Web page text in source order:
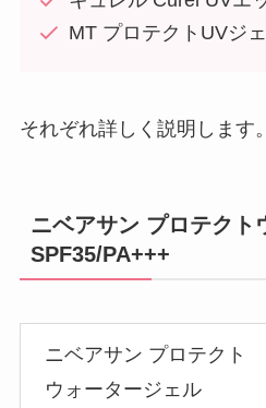
MT プロテクトUVジ
それぞれ詳しく説明します。
ニベアサン プロテク
SPF35/PA+++
ニベアサン プロテクト
ウォータージェル